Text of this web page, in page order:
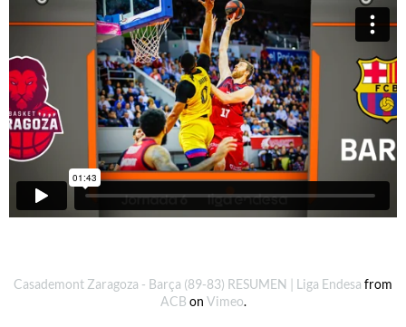
Casademont Zaragoza - Barça (89-83) RESUMEN | Liga Endesa from
ACB on Vimeo.